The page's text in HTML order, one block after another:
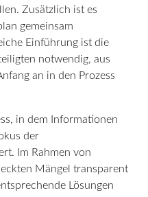
Zusätzlich ist es
gemeinsam
Einführung ist die
notwendig, aus
an in den Prozess
in dem Informationen
der
Im Rahmen von
Mängel transparent
Lösungen